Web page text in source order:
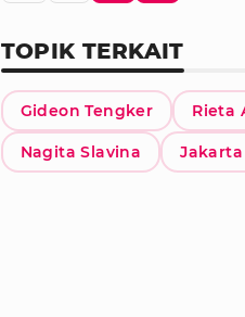
TOPIK TERKAIT
Gideon Tengker Rieta
Nagita Slavina Jakarta